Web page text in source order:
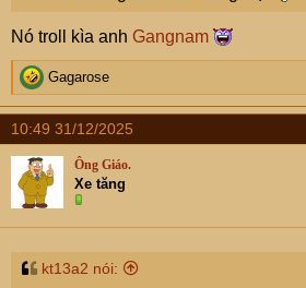
Nó troll kìa anh Gangnam
R
e
a
c
t
i
o
n
s
Gagarose
10:49 31/12/2025
Ông Giáo.
Xe tăng
kt13a2 nói: